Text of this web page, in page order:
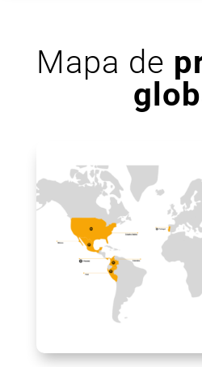
Mapa de